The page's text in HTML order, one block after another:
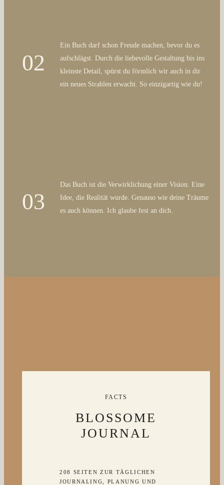
Ein Buch darf schon Freude machen, bevor du es
aufschlägst. Durch die liebevolle Gestaltung bis ins
kleinste Detail, spürst du förmlich wir auch in dir
ein neues Strahlen erwacht. So einzigartig wie du!
02
Das Buch ist die Verwirklichung einer Vision. Eine
Idee, die Realität wurde. Genauso wie deine Träume
es auch können. Ich glaube fest an dich.
03
FACTS
BLOSSOME
JOURNAL
208 SEITEN ZUR TÄGLICHEN
JOURNALING, PLANUNG UND